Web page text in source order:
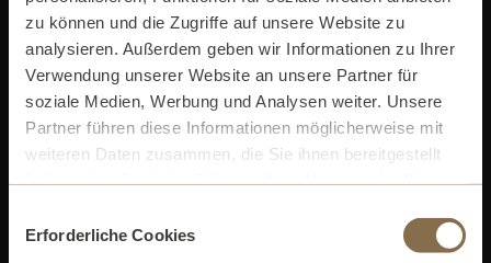
zu können und die Zugriffe auf unsere Website zu
analysieren. Außerdem geben wir Informationen zu Ihrer
Verwendung unserer Website an unsere Partner für
soziale Medien, Werbung und Analysen weiter. Unsere
Partner führen diese Informationen möglicherweise mit
weiteren Daten zusammen, die Sie ihnen bereitgestellt
unsererDatenschutzerklärung.
Erforderliche Cookies
save it in the wallet on your smartphone.
Enter code
Verify Code